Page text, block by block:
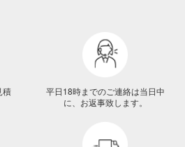
積
平日18時までのご連絡は当日中
に、お返事致します。